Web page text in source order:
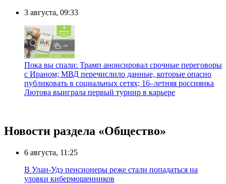
3 августа, 09:33
Пока вы спали: Трамп анонсировал срочные переговоры
с Ираном; МВД перечислило данные, которые опасно
публиковать в социальных сетях; 16–летняя россиянка
Лютова выиграла первый турнир в карьере
Новости раздела «Общество»
6 августа, 11:25
В Улан-Удэ пенсионеры реже стали попадаться на
уловки кибермошенников